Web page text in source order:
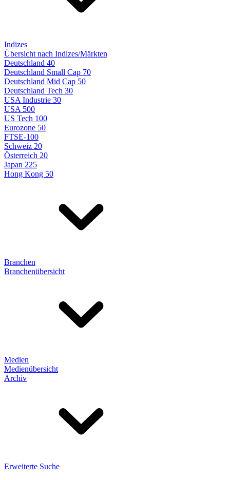
Indizes
Übersicht nach Indizes/Märkten
Deutschland 40
Deutschland Small Cap 70
Deutschland Mid Cap 50
Deutschland Tech 30
USA Industrie 30
USA 500
US Tech 100
Eurozone 50
FTSE-100
Schweiz 20
Österreich 20
Japan 225
Hong Kong 50
Branchen
Branchenübersicht
Medien
Medienübersicht
Archiv
Erweiterte Suche